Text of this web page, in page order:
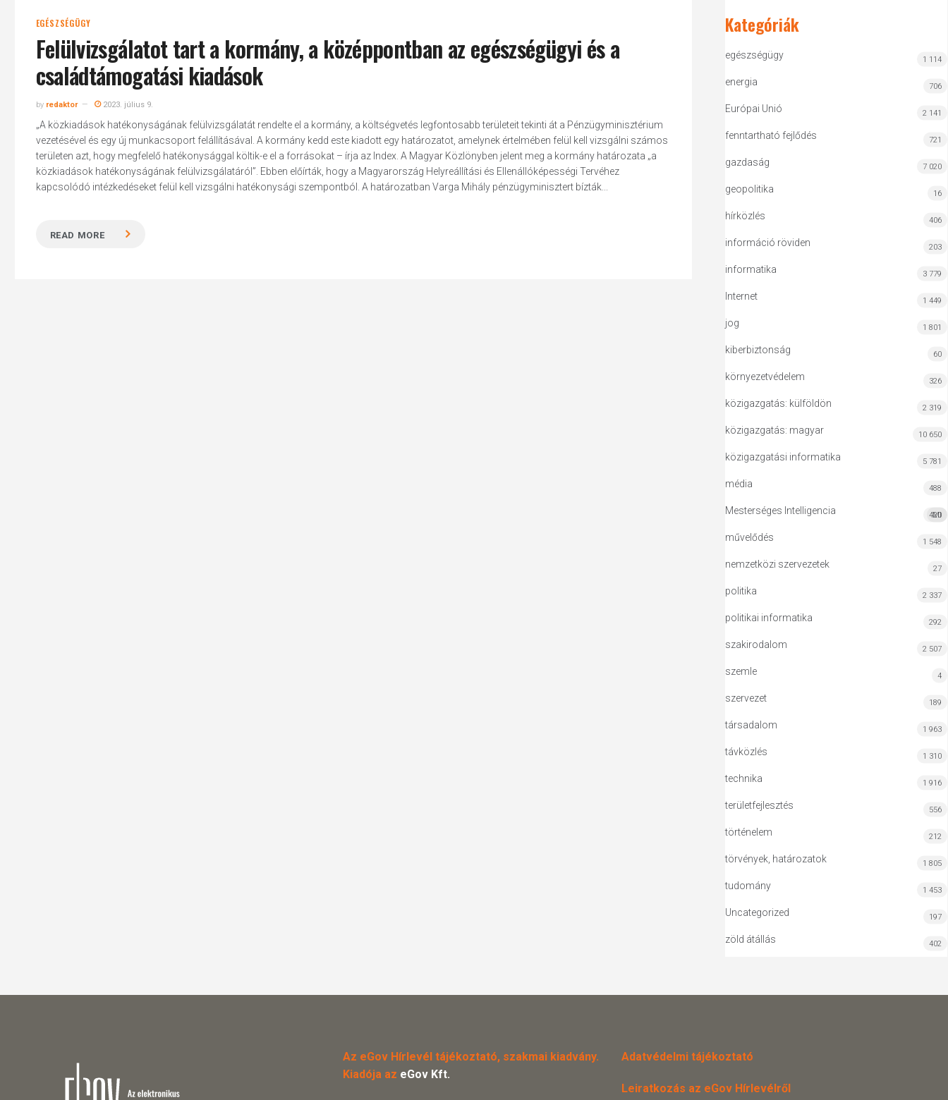
EGÉSZSÉGÜGY
Felülvizsgálatot tart a kormány, a középpontban az egészségügyi és a
családtámogatási kiadások
by redaktor 2023. július 9.
„A közkiadások hatékonyságának felülvizsgálatát rendelte el a kormány, a költségvetés legfontosabb területeit tekinti át a Pénzügyminisztérium
vezetésével és egy új munkacsoport felállításával. A kormány kedd este kiadott egy határozatot, amelynek értelmében felül kell vizsgálni számos
területen azt, hogy megfelelő hatékonysággal költik-e el a forrásokat – írja az Index. A Magyar Közlönyben jelent meg a kormány határozata „a
közkiadások hatékonyságának felülvizsgálatáról”. Ebben előírták, hogy a Magyarország Helyreállítási és Ellenállóképességi Tervéhez
kapcsolódó intézkedéseket felül kell vizsgálni hatékonysági szempontból. A határozatban Varga Mihály pénzügyminisztert bízták...
READ MORE
Kategóriák
egészségügy 1 114
energia 706
Európai Unió 2 141
fenntartható fejlődés 721
gazdaság 7 020
geopolitika 16
hírközlés 406
információ röviden 203
informatika 3 779
Internet 1 449
jog 1 801
kiberbiztonság 60
környezetvédelem 326
közigazgatás: külföldön 2 319
közigazgatás: magyar 10 650
közigazgatási informatika 5 781
média 488
Mesterséges Intelligencia MI
420
művelődés 1 548
nemzetközi szervezetek 27
politika 2 337
politikai informatika 292
szakirodalom 2 507
szemle 4
szervezet 189
társadalom 1 963
távközlés 1 310
technika 1 916
területfejlesztés 556
történelem 212
törvények, határozatok 1 805
tudomány 1 453
Uncategorized 197
zöld átállás 402
Az eGov Hírlevél tájékoztató, szakmai kiadvány.
Kiadója az eGov Kft.
Adatvédelmi tájékoztató
Leiratkozás az eGov Hírlevélről